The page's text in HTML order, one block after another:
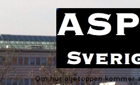
Om hur oljetoppen kommer